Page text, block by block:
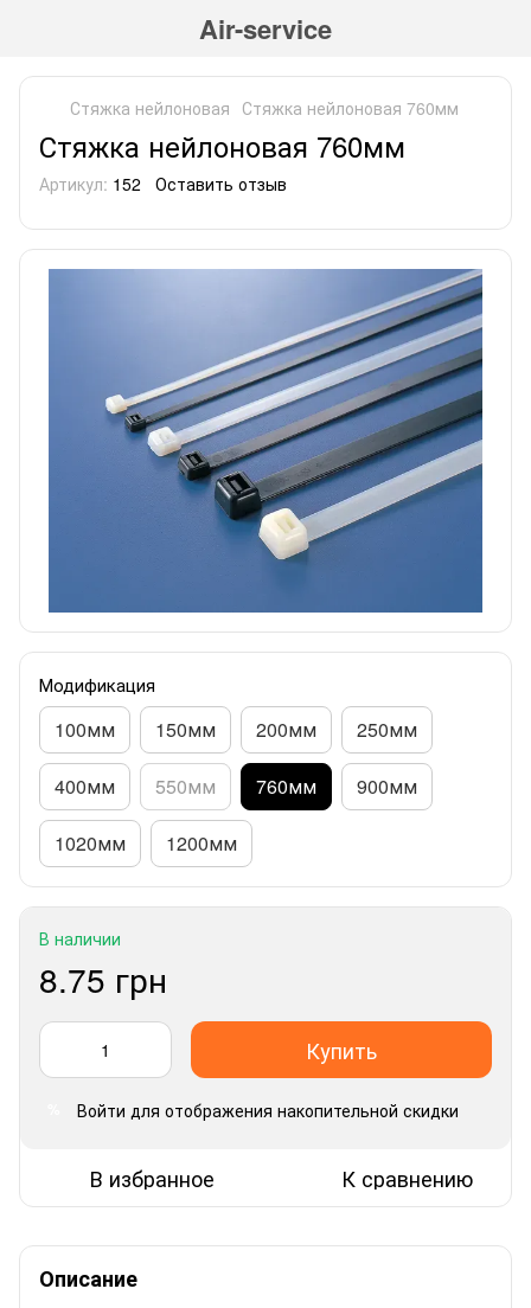
Air-service
Стяжка нейлоновая Стяжка нейлоновая 760мм
Стяжка нейлоновая 760мм
Артикул: 152 Оставить отзыв
Модификация
100мм 150мм 200мм 250мм
400мм 550мм 760мм 900мм
1020мм 1200мм
В наличии
8.75 грн
Купить
Войти для отображения накопительной скидки
В избранное К сравнению
Описание